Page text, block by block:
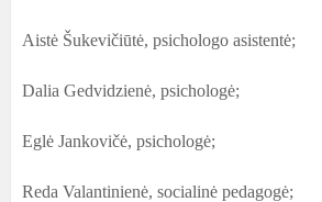
Aistė Šukevičiūtė, psichologo asistentė;
Dalia Gedvidzienė, psichologė;
Eglė Jankovičė, psichologė;
Reda Valantinienė, socialinė pedagogė;